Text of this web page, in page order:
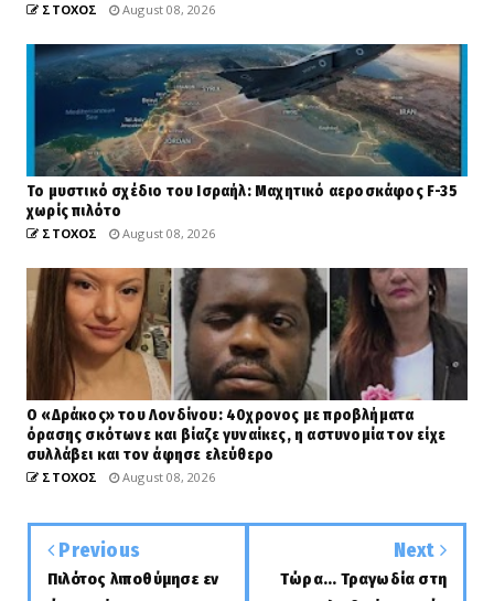
ΣΤΟΧΟΣ August 08, 2026
Το μυστικό σχέδιο του Ισραήλ: Μαχητικό αεροσκάφος F-35
χωρίς πιλότο
ΣΤΟΧΟΣ August 08, 2026
Ο «Δράκος» του Λονδίνου: 40χρονος με προβλήματα
όρασης σκότωνε και βίαζε γυναίκες, η αστυνομία τον είχε
συλλάβει και τον άφησε ελεύθερο
ΣΤΟΧΟΣ August 08, 2026
Previous
Πιλότος λιποθύμησε εν
Next
Tώρα... Τραγωδία στη